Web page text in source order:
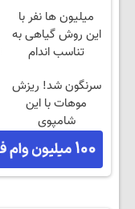
میلیون ها نفر با
این روش گیاهی به
تناسب اندام
سرنگون شد! ریزش
موهات با این
شامپوی
آلمانی(خرید45%تخفیف)